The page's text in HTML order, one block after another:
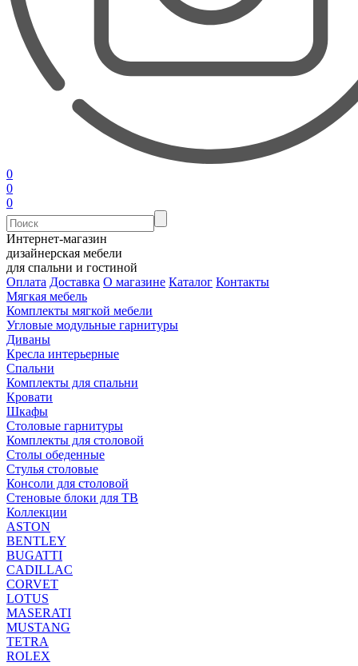
0
0
0
Интернет-магазин
дизайнерская мебели
для спальни и гостиной
Оплата Доставка О магазине Каталог Контакты
Мягкая мебель
Комплекты мягкой мебели
Угловые модульные гарнитуры
Диваны
Кресла интерьерные
Спальни
Комплекты для спальни
Кровати
Шкафы
Столовые гарнитуры
Комплекты для столовой
Столы обеденные
Стулья столовые
Консоли для столовой
Стеновые блоки для ТВ
Коллекции
ASTON
BENTLEY
BUGATTI
CADILLAC
CORVET
LOTUS
MASERATI
MUSTANG
TETRA
ROLEX